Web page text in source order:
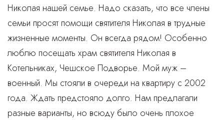
Николая нашей семье. Надо сказать, что все члены
семьи просят помощи святителя Николая в трудные
жизненные моменты. Он всегда рядом! Особенно
люблю посещать храм святителя Николая в
Котельниках, Чешское Подворье. Мой муж –
военный. Мы стояли в очереди на квартиру с 2002
года. Ждать предстояло долго. Нам предлагали
разные варианты, но всюду было очень плохое